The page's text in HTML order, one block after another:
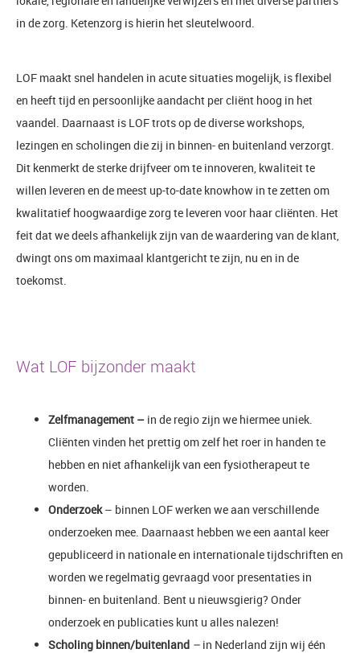
in de zorg. Ketenzorg is hierin het sleutelwoord.
LOF maakt snel handelen in acute situaties mogelijk, is flexibel
en heeft tijd en persoonlijke aandacht per cliënt hoog in het
vaandel. Daarnaast is LOF trots op de diverse workshops,
lezingen en scholingen die zij in binnen- en buitenland verzorgt.
Dit kenmerkt de sterke drijfveer om te innoveren, kwaliteit te
willen leveren en de meest up-to-date knowhow in te zetten om
kwalitatief hoogwaardige zorg te leveren voor haar cliënten. Het
feit dat we deels afhankelijk zijn van de waardering van de klant,
dwingt ons om maximaal klantgericht te zijn, nu en in de
toekomst.
Wat LOF bijzonder maakt
Zelfmanagement – in de regio zijn we hiermee uniek.
Cliënten vinden het prettig om zelf het roer in handen te
hebben en niet afhankelijk van een fysiotherapeut te
worden.
Onderzoek– binnen LOF werken we aan verschillende
onderzoeken mee. Daarnaast hebben we een aantal keer
gepubliceerd in nationale en internationale tijdschriften en
worden we regelmatig gevraagd voor presentaties in
binnen- en buitenland. Bent u nieuwsgierig? Onder
onderzoek en publicaties kunt u alles nalezen!
Scholing binnen/buitenland – in Nederland zijn wij één